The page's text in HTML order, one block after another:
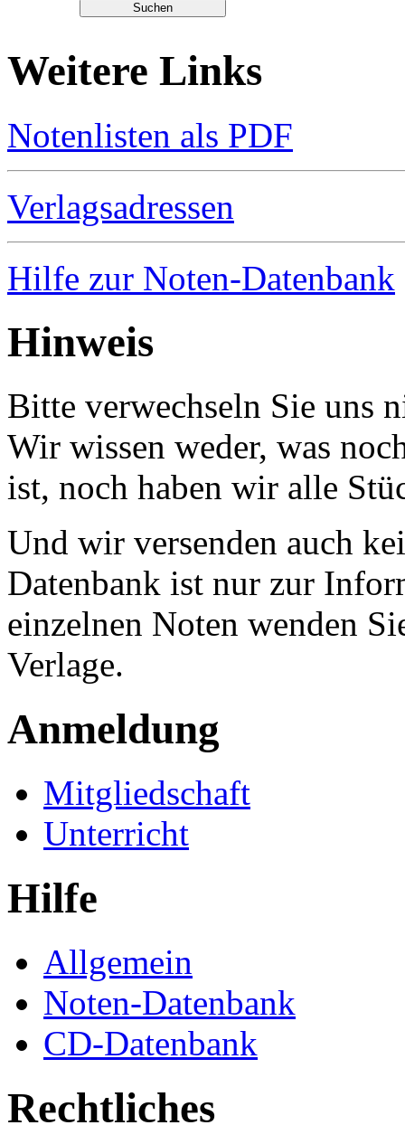
Weitere Links
Notenlisten als PDF
Verlagsadressen
Hilfe zur Noten-Datenbank
Hinweis
Bitte verwechseln Sie uns
Wir wissen weder, was
ist, noch haben wir alle
Und wir versenden auch
Datenbank ist nur zur
einzelnen Noten wenden
Verlage.
Anmeldung
Mitgliedschaft
Unterricht
Hilfe
Allgemein
Noten-Datenbank
CD-Datenbank
Rechtliches